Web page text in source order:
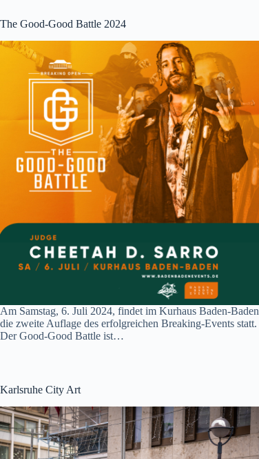
The Good-Good Battle 2024
Am Samstag, 6. Juli 2024, findet im Kurhaus Baden-Baden
die zweite Auflage des erfolgreichen Breaking-Events statt.
Der Good-Good Battle ist…
Karlsruhe City Art